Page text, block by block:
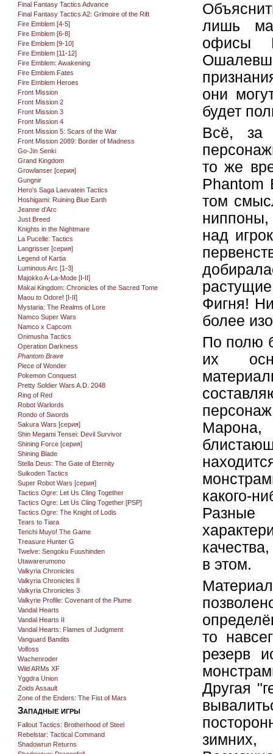
Final Fantasy Tactics Advance
Final Fantasy Tactics A2: Grimoire of the Rift
Fire Emblem [4-5]
Fire Emblem [6-8]
Fire Emblem [9-10]
Fire Emblem [11-12]
Fire Emblem: Awakening
Fire Emblem Fates
Fire Emblem Heroes
Front Mission
Front Mission 2
Front Mission 3
Front Mission 4
Front Mission 5: Scars of the War
Front Mission 2089: Border of Madness
Go-Jin Senki
Grand Kingdom
Growlanser [серия]
Gungnir
Hero's Saga Laevatein Tactics
Hoshigami: Ruining Blue Earth
Jeanne d'Arc
Just Breed
Knights in the Nightmare
La Pucelle: Tactics
Langrisser [серия]
Legend of Kartia
Luminous Arc [1-3]
Majokko A-La-Mode [I-II]
Makai Kingdom: Chronicles of the Sacred Tome
Maou to Odore! [I-II]
Mystaria: The Realms of Lore
Namco Super Wars
Namco x Capcom
Onimusha Tactics
Operation Darkness
Phantom Brave
Piece of Wonder
Pokemon Conquest
Pretty Soldier Wars A.D. 2048
Ring of Red
Robot Warlords
Rondo of Swords
Sakura Wars [серия]
Shin Megami Tensei: Devil Survivor
Shining Force [серия]
Shining Blade
Stella Deus: The Gate of Eternity
Suikoden Tactics
Super Robot Wars [серия]
Tactics Ogre: Let Us Cling Together
Tactics Ogre: Let Us Cling Together [PSP]
Tactics Ogre: The Knight of Lodis
Tears to Tiara
Tenchi Muyo! The Game
Treasure Hunter G
Twelve: Sengoku Fuushinden
Utawarerumono
Valkyria Chronicles
Valkyria Chronicles II
Valkyria Chronicles 3
Valkyrie Profile: Covenant of the Plume
Vandal Hearts
Vandal Hearts II
Vandal Hearts: Flames of Judgment
Vanguard Bandits
Volfoss
Wachenroder
Wild ARMs XF
Yggdra Union
Zoids Assault
Zone of the Enders: The Fist of Mars
Западные игры
Fallout Tactics: Brotherhood of Steel
Rebelstar: Tactical Command
Shadowrun Returns
лишь
офисы
они
будет
Всё, за
то же
Phantom
том
над
Фигня!
более
По полю
их
Марона,
какого-
в этом.
то
резерв
Другая
зимних,